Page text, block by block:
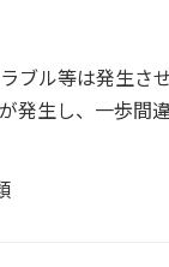
ブル等は発生さ
発生し、一歩間